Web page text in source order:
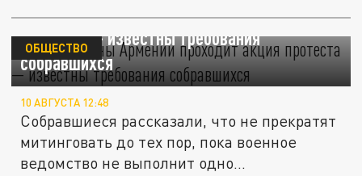
У Минобороны Армении проходит акция
протеста — известны требования
собравшихся
ОБЩЕСТВО
10 АВГУСТА 12:48
Собравшиеся рассказали, что не прекратят
митинговать до тех пор, пока военное
ведомство не выполнит одно...